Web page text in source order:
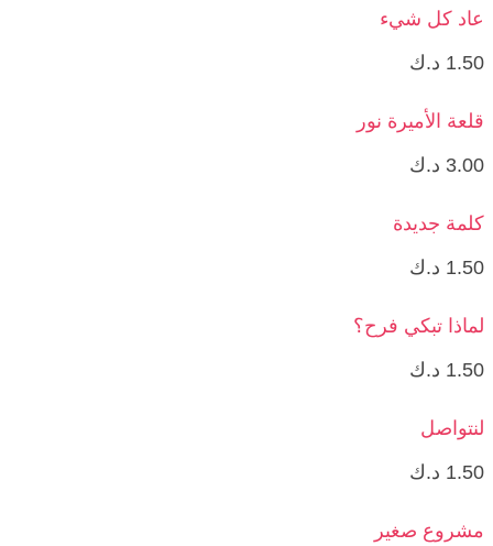
عاد كل شيء
1.50 د.ك
قلعة الأميرة نور
3.00 د.ك
كلمة جديدة
1.50 د.ك
لماذا تبكي فرح؟
1.50 د.ك
لنتواصل
1.50 د.ك
مشروع صغير